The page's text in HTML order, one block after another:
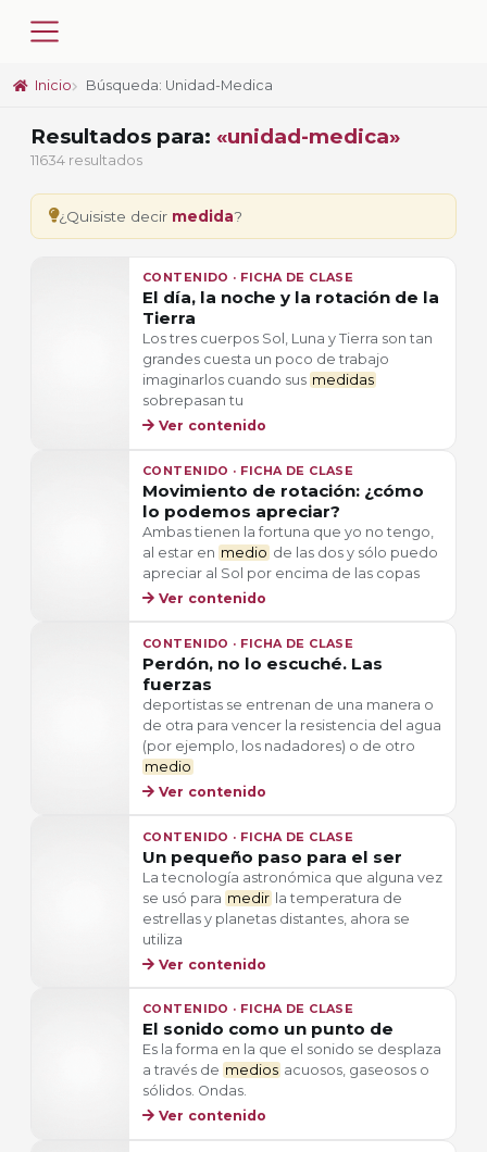
Inicio Búsqueda: Unidad-Medica
Resultados para: «unidad-medica»
11634 resultados
¿Quisiste decir medida?
CONTENIDO · FICHA DE CLASE
El día, la noche y la rotación de la
Tierra
Los tres cuerpos Sol, Luna y Tierra son tan
grandes cuesta un poco de trabajo
imaginarlos cuando sus medidas
sobrepasan tu
Ver contenido
CONTENIDO · FICHA DE CLASE
Movimiento de rotación: ¿cómo
lo podemos apreciar?
Ambas tienen la fortuna que yo no tengo,
al estar en medio de las dos y sólo puedo
apreciar al Sol por encima de las copas
Ver contenido
CONTENIDO · FICHA DE CLASE
Perdón, no lo escuché. Las
fuerzas
deportistas se entrenan de una manera o
de otra para vencer la resistencia del agua
(por ejemplo, los nadadores) o de otro
medio
Ver contenido
CONTENIDO · FICHA DE CLASE
Un pequeño paso para el ser
La tecnología astronómica que alguna vez
se usó para medir la temperatura de
estrellas y planetas distantes, ahora se
utiliza
Ver contenido
CONTENIDO · FICHA DE CLASE
El sonido como un punto de
Es la forma en la que el sonido se desplaza
a través de medios acuosos, gaseosos o
sólidos. Ondas.
Ver contenido